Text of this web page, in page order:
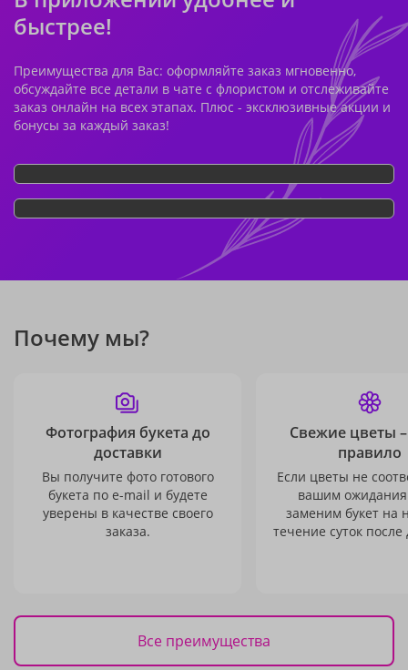
быстрее!
Преимущества для Вас: оформляйте заказ мгновенно,
обсуждайте все детали в чате с флористом и отслеживайте
заказ онлайн на всех этапах. Плюс - эксклюзивные акции и
бонусы за каждый заказ!
Почему мы?
Фотография букета до
доставки
Вы получите фото готового
букета по e-mail и будете
уверены в качестве своего
заказа.
Свежие цветы
правило
Если цветы не
вашим
заменим букет на
течение суток после
Все преимущества